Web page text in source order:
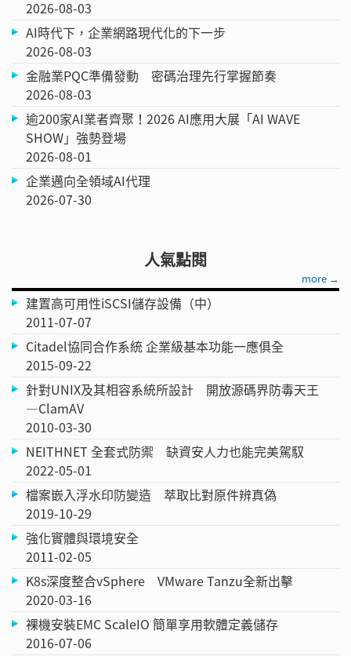
2026-08-03
AI時代下，企業網路現代化的下一步
2026-08-03
金融業PQC準備發動 密碼治理先行掌握節奏
2026-08-03
逾200家AI業者齊聚！2026 AI應用大展「AI WAVE
SHOW」強勢登場
2026-08-01
企業邁向全領域AI代理
2026-07-30
人氣點閱
more →
建置高可用性iSCSI儲存設備（中）
2011-07-07
Citadel協同合作系統 企業級基本功能一應俱全
2015-09-22
針對UNIX及其相容系統所設計 開放源碼界防毒天王
—ClamAV
2010-03-30
NEITHNET 全套式防禦 缺資安人力也能完美駕馭
2022-05-01
檔案嵌入浮水印防變造 萃取比對原件辨真偽
2019-10-29
強化實體與環境安全
2011-02-05
K8s深度整合vSphere VMware Tanzu全新出擊
2020-03-16
裸機安裝EMC ScaleIO 簡單享用軟體定義儲存
2016-07-06